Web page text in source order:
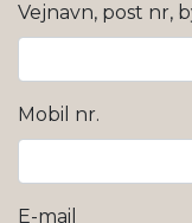
Vejnavn, post nr,
Mobil nr.
E-mail